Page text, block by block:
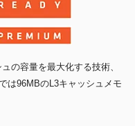
の容量を最大化する技術、
は96MBのL3キャッシュメモ